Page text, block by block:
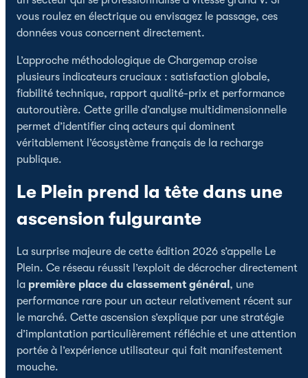
vous roulez en électrique ou envisagez le passage, ces
données vous concernent directement.
L’approche méthodologique de Chargemap croise
plusieurs indicateurs cruciaux : satisfaction globale,
fiabilité technique, rapport qualité-prix et performance
autoroutière. Cette grille d’analyse multidimensionnelle
permet d’identifier cinq acteurs qui dominent
véritablement l’écosystème français de la recharge
publique.
Le Plein prend la tête dans une
ascension fulgurante
La surprise majeure de cette édition 2026 s’appelle Le
Plein. Ce réseau réussit l’exploit de décrocher directement
la première place du classement général , une
performance rare pour un acteur relativement récent sur
le marché. Cette ascension s’explique par une stratégie
d’implantation particulièrement réfléchie et une attention
portée à l’expérience utilisateur qui fait manifestement
mouche.